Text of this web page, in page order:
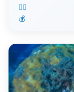
🏊‍♂️
💰